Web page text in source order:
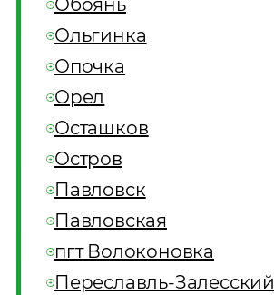
Обоянь
Ольгинка
Опочка
Орел
Осташков
Остров
Павловск
Павловская
пгт Волоконовка
Переславль-Залесский